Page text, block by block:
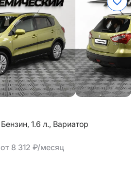
Бензин, 1.6 л., Вариатор
от 8 312 ₽/месяц